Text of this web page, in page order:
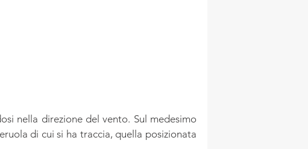
nella direzione del vento. Sul medesimo
di cui si ha traccia, quella posizionata